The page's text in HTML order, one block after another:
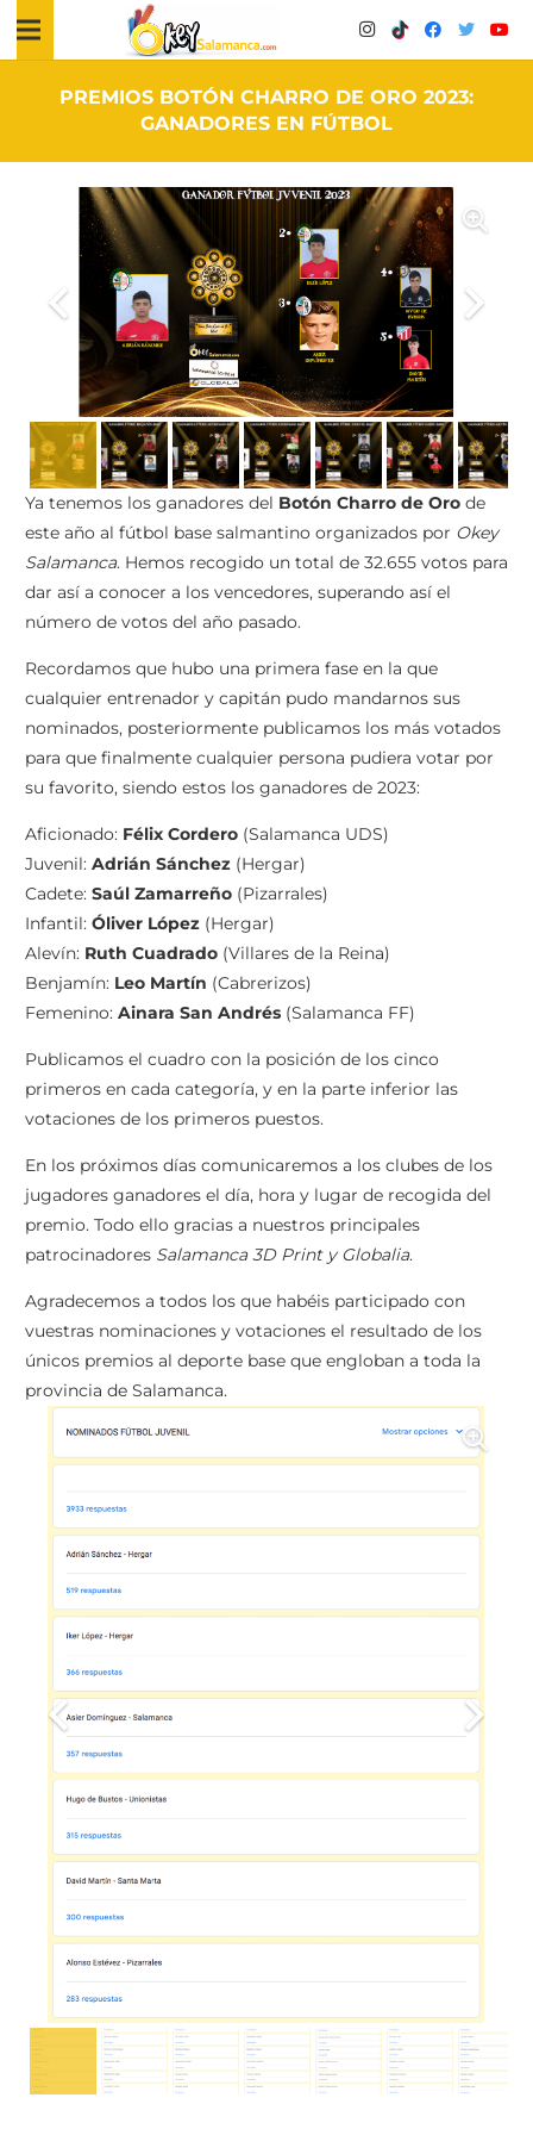
PREMIOS BOTÓN CHARRO DE ORO 2023:
GANADORES EN FÚTBOL
Ya tenemos los ganadores del Botón Charro de Oro de
este año al fútbol base salmantino organizados por Okey
Salamanca. Hemos recogido un total de 32.655 votos para
dar así a conocer a los vencedores, superando así el
número de votos del año pasado.
Recordamos que hubo una primera fase en la que
cualquier entrenador y capitán pudo mandarnos sus
nominados, posteriormente publicamos los más votados
para que finalmente cualquier persona pudiera votar por
su favorito, siendo estos los ganadores de 2023:
Aficionado: Félix Cordero (Salamanca UDS)
Juvenil: Adrián Sánchez (Hergar)
Cadete: Saúl Zamarreño (Pizarrales)
Infantil: Óliver López (Hergar)
Alevín: Ruth Cuadrado (Villares de la Reina)
Benjamín: Leo Martín (Cabrerizos)
Femenino: Ainara San Andrés (Salamanca FF)
Publicamos el cuadro con la posición de los cinco
primeros en cada categoría, y en la parte inferior las
votaciones de los primeros puestos.
En los próximos días comunicaremos a los clubes de los
jugadores ganadores el día, hora y lugar de recogida del
premio. Todo ello gracias a nuestros principales
patrocinadores Salamanca 3D Print y Globalia.
Agradecemos a todos los que habéis participado con
vuestras nominaciones y votaciones el resultado de los
únicos premios al deporte base que engloban a toda la
provincia de Salamanca.